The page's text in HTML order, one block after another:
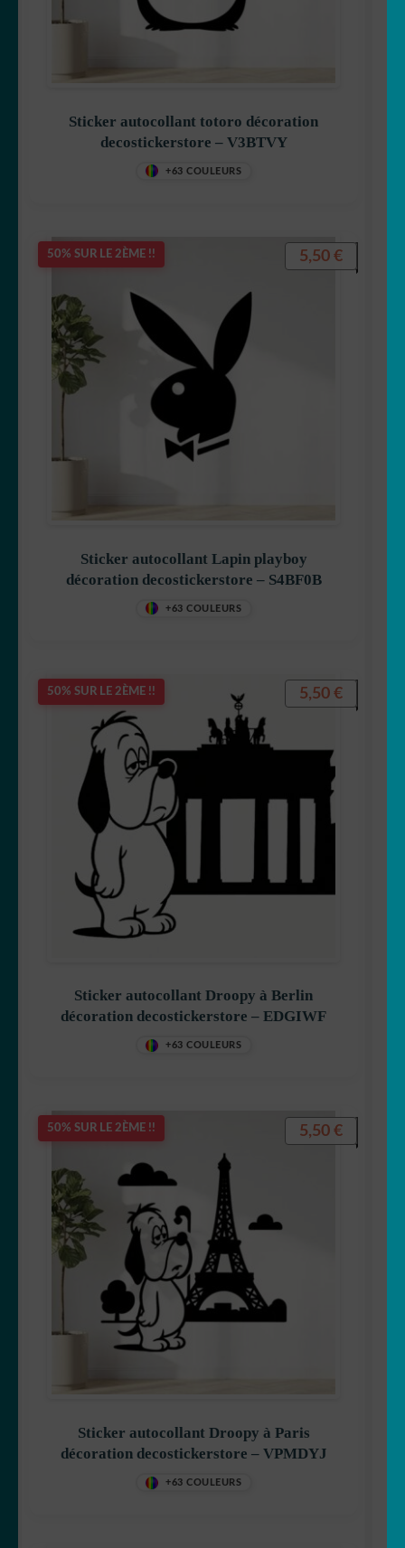
Sticker autocollant totoro décoration
decostickerstore – V3BTVY
+63 COULEURS
50% SUR LE 2ÈME !!
Sticker autocollant Lapin playboy
décoration decostickerstore – S4BF0B
+63 COULEURS
5,50 €
50% SUR LE 2ÈME !!
Sticker autocollant Droopy à Berlin
décoration decostickerstore – EDGIWF
+63 COULEURS
5,50 €
50% SUR LE 2ÈME !!
Sticker autocollant Droopy à Paris
décoration decostickerstore – VPMDYJ
+63 COULEURS
5,50 €